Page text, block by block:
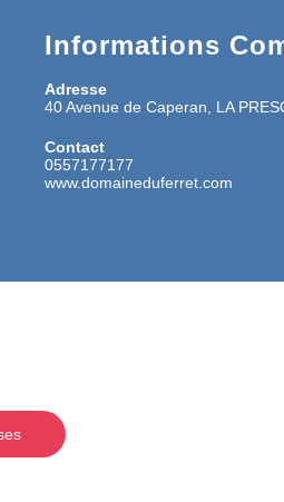
Informations
Adresse
40 Avenue de Caperan, LA
Contact
0557177177
www.domaineduferret.com